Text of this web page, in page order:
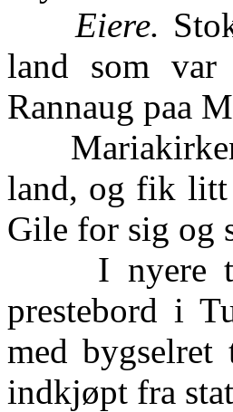
Eiere.
land som
Rannaug paa
land, og fik litt
Gile for sig og
I nyere tid
prestebord i
med
indkjøpt fra